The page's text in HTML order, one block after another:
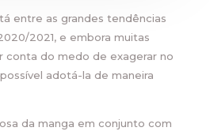
entre as grandes tendências
2021, e embora muitas
conta do medo de exagerar no
adotá-la de maneira
da manga em conjunto com